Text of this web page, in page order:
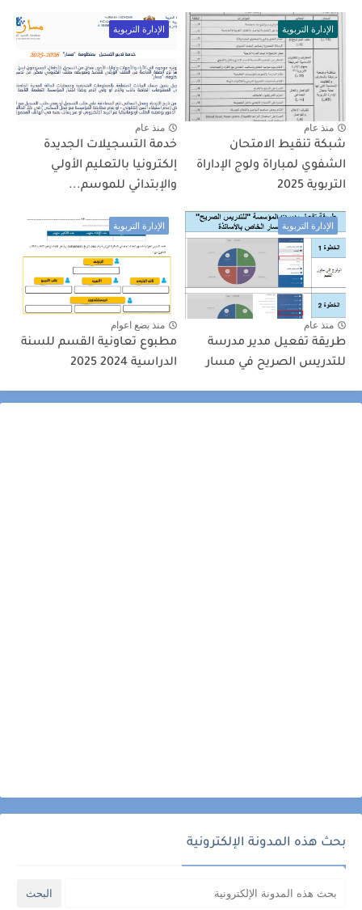
الإدارة التربوية
منذ عام
شبكة تنقيط الامتحان
الشفوي لمباراة ولوج الإداراة
التربوية 2025
الإدارة التربوية
منذ عام
خدمة التسجيلات الجديدة
إلكترونيا بالتعليم الأولـي
والإبتدائي للموسم...
الإدارة التربوية
منذ عام
طريقة تفعيل مدير مدرسة
للتدريس الصريح في مسار
الإدارة التربوية
منذ بضع اعوام
مطبوع تعاونية القسم للسنة
الدراسية 2024 2025
بحث هذه المدونة الإلكترونية